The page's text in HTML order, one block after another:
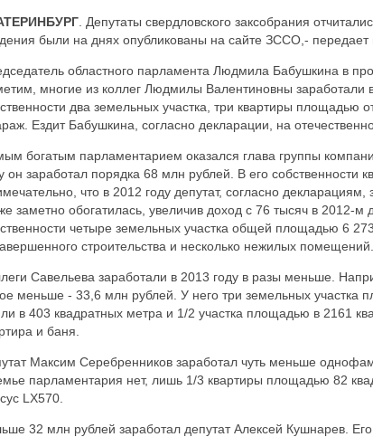
. Депутаты свердловского заксобрания
были на днях опубликованы на сайте ЗССО,- передает
областного парламента Людмила Бабушкина в
многие из коллег Людмилы Валентиновны заработали
два земельных участка, три квартиры площадью
Ездит Бабушкина, согласно декларации, на
богатым парламентарием оказался глава группы
он заработал порядка 68 млн рублей. В его собственности
что в 2012 году депутат, согласно
заметно обогатилась, увеличив доход с 76 тысяч в 2012-
четыре земельных участка общей площадью 6
строительства и несколько нежилых
Савельева заработали в 2013 году в разы меньше.
меньше - 33,6 млн рублей. У него три земельных участка
в 403 квадратных метра и 1/2 участка площадью в 2161
и баня.
Максим Серебренников заработал чуть меньше
парламентария нет, лишь 1/3 квартиры площадью 82
LX570.
32 млн рублей заработал депутат Алексей Кушнарев.